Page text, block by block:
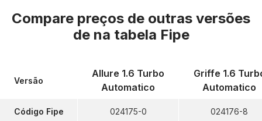
Compare preços de outras versões
de na tabela Fipe
Versão
Código Fipe
Allure 1.6 Turbo
Automatico
024175-0
Griffe 1.6
Automatico
024176-8